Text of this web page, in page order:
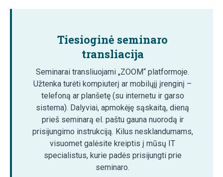
Tiesioginė seminaro
transliacija
Seminarai transliuojami „ZOOM“ platformoje.
Užtenka turėti kompiuterį ar mobilųjį įrenginį –
telefoną ar planšetę (su internetu ir garso
sistema). Dalyviai, apmokėję sąskaitą, dieną
prieš seminarą el. paštu gauna nuorodą ir
prisijungimo instrukciją. Kilus nesklandumams,
visuomet galėsite kreiptis į mūsų IT
specialistus, kurie padės prisijungti prie
seminaro.